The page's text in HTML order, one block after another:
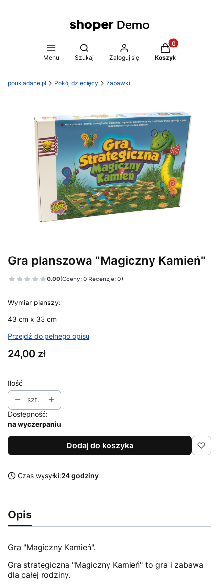
Menu
Otwórz wyszukiwarkę
Szukaj Zaloguj się
Produkty w
Koszyk
poukladane.pl Pokój dziecięcy Zabawki
Gra planszowa "Magiczny Kamień"
0.00(Oceny: 0 Recenzje: 0)
Wymiar planszy:
43 cm x 33 cm
Przejdź do pełnego opisu
Cena
24,00 zł
Ilość
szt.
Dostępność:
na wyczerpaniu
Dodaj do koszyka
Czas wysyłki:24 godziny
Opis
Gra "Magiczny Kamień".
Gra strategiczna "Magiczny Kamień" to gra i zabawa
dla całej rodziny.